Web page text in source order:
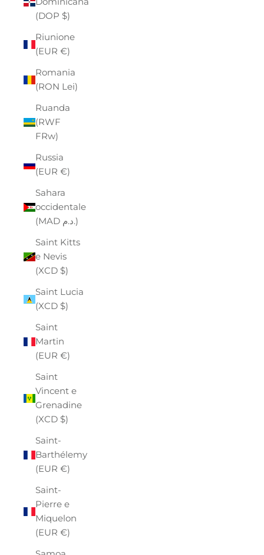
(DOP $)
Riunione
(EUR €)
Romania
(RON Lei)
Ruanda
(RWF
FRw)
Russia
(EUR €)
Sahara
occidentale
(MAD د.م.)
Saint Kitts
e Nevis
(XCD $)
Saint Lucia
(XCD $)
Saint
Martin
(EUR €)
Saint
Vincent e
Grenadine
(XCD $)
Saint-
Barthélemy
(EUR €)
Saint-
Pierre e
Miquelon
(EUR €)